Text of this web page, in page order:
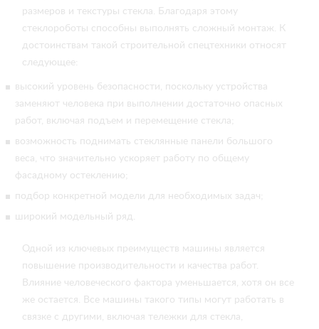
размеров и текстуры стекла. Благодаря этому
стеклороботы способны выполнять сложный монтаж. К
достоинствам такой строительной спецтехники относят
следующее:
высокий уровень безопасности, поскольку устройства
заменяют человека при выполнении достаточно опасных
работ, включая подъем и перемещение стекла;
возможность поднимать стеклянные панели большого
веса, что значительно ускоряет работу по общему
фасадному остеклению;
подбор конкретной модели для необходимых задач;
широкий модельный ряд.
Одной из ключевых преимуществ машины является
повышение производительности и качества работ.
Влияние человеческого фактора уменьшается, хотя он все
же остается. Все машины такого типы могут работать в
связке с другими, включая тележки для стекла,